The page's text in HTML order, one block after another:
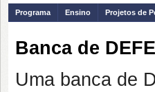
Programa
Ensino Projetos de
Banca de
Uma banca de